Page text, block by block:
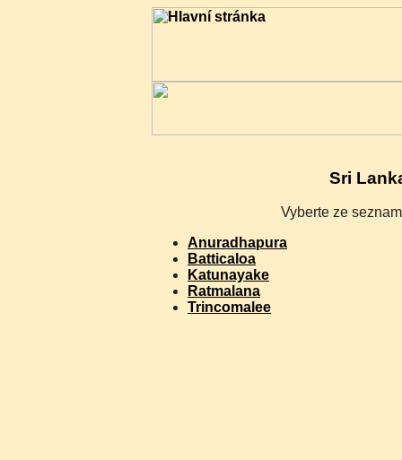
Sri
Vyberte ze
Anuradhapura
Batticaloa
Katunayake
Ratmalana
Trincomalee